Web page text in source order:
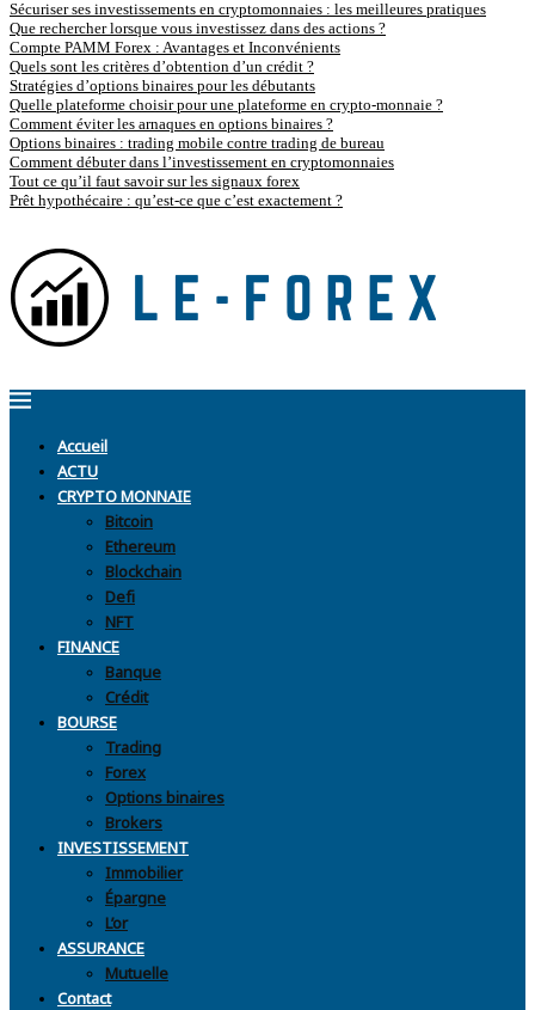
Sécuriser ses investissements en cryptomonnaies : les meilleures pratiques
Que rechercher lorsque vous investissez dans des actions ?
Compte PAMM Forex : Avantages et Inconvénients
Quels sont les critères d’obtention d’un crédit ?
Stratégies d’options binaires pour les débutants
Quelle plateforme choisir pour une plateforme en crypto-monnaie ?
Comment éviter les arnaques en options binaires ?
Options binaires : trading mobile contre trading de bureau
Comment débuter dans l’investissement en cryptomonnaies
Tout ce qu’il faut savoir sur les signaux forex
Prêt hypothécaire : qu’est-ce que c’est exactement ?
Accueil
ACTU
CRYPTO MONNAIE
Bitcoin
Ethereum
Blockchain
Defi
NFT
FINANCE
Banque
Crédit
BOURSE
Trading
Forex
Options binaires
Brokers
INVESTISSEMENT
Immobilier
Épargne
L’or
ASSURANCE
Mutuelle
Contact